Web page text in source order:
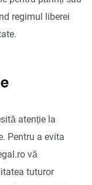
regimul liberei
atenție la
Pentru a evita
vă
tuturor